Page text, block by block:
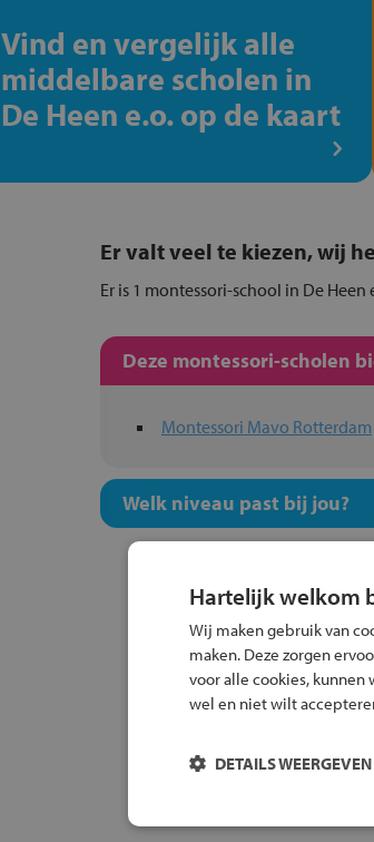
Vind en vergelijk alle
middelbare scholen in
De Heen e.o. op de kaart
Er valt veel te kiezen, wij
Er is 1 montessori-school in De
Deze montessori-scholen
Montessori Mavo Rotterdam
Welk niveau past bij jou?
Hartelijk welkom
Wij maken gebruik van
maken. Deze zorgen
voor alle cookies, kunnen
wel en niet wilt
DETAILS WEERGEVEN